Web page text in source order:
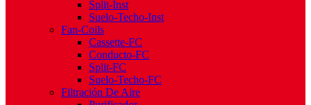
Split-Inst
Suelo-Techo-Inst
Fan-Coils
Cassette-FC
Conducto-FC
Split-FC
Suelo-Techo-FC
Filtración De Aire